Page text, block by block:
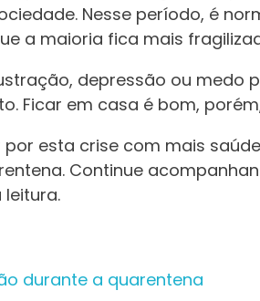
Nesse período, é
a maioria fica mais
depressão ou medo
Ficar em casa é bom,
esta crise com mais
Continue
durante a quarentena